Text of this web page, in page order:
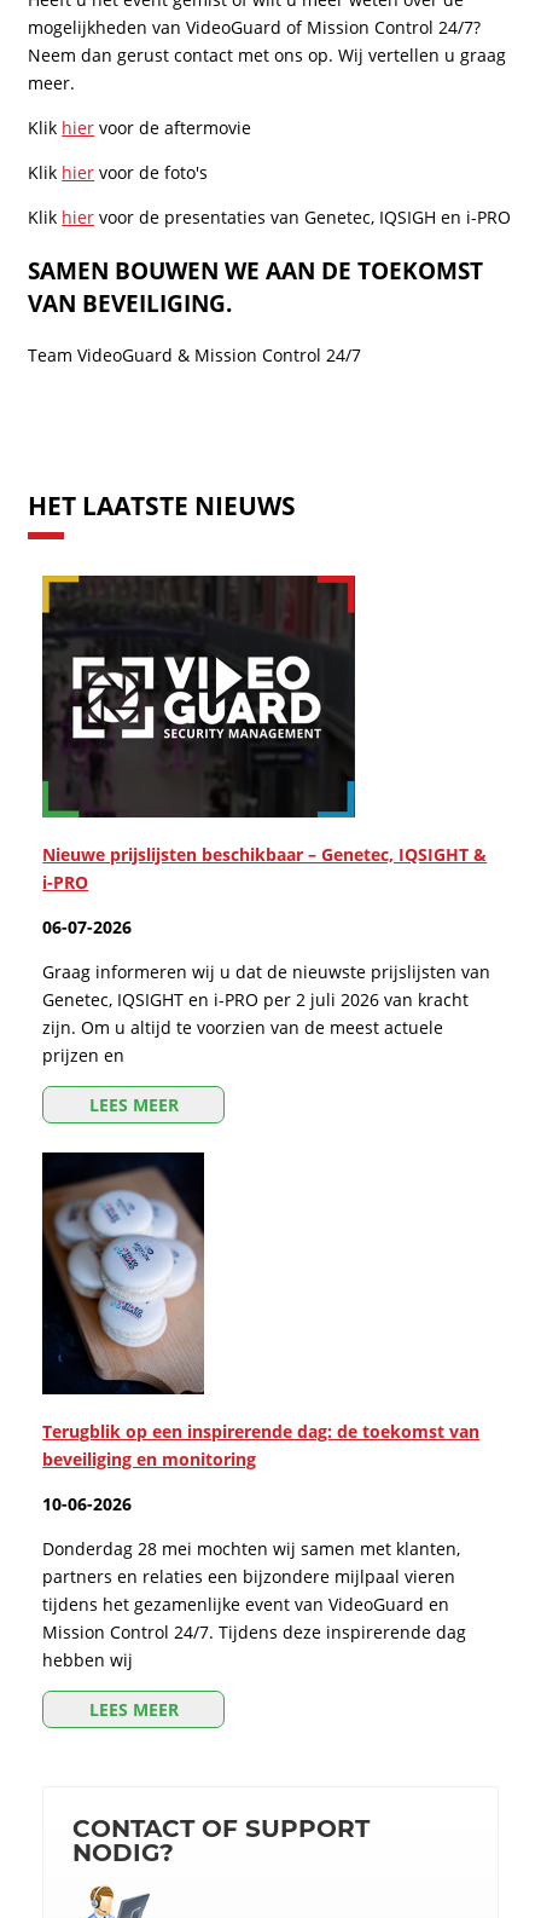
mogelijkheden van VideoGuard of Mission Control 24/7?
Neem dan gerust contact met ons op. Wij vertellen u graag
meer.
Klik hier voor de aftermovie
Klik hier voor de foto's
Klik hier voor de presentaties van Genetec, IQSIGH en i-PRO
SAMEN BOUWEN WE AAN DE TOEKOMST
VAN BEVEILIGING.
Team VideoGuard & Mission Control 24/7
HET LAATSTE NIEUWS
Nieuwe prijslijsten beschikbaar – Genetec, IQSIGHT &
i-PRO
06-07-2026
Graag informeren wij u dat de nieuwste prijslijsten van
Genetec, IQSIGHT en i-PRO per 2 juli 2026 van kracht
zijn. Om u altijd te voorzien van de meest actuele
prijzen en
LEES MEER
Terugblik op een inspirerende dag: de toekomst van
beveiliging en monitoring
10-06-2026
Donderdag 28 mei mochten wij samen met klanten,
partners en relaties een bijzondere mijlpaal vieren
tijdens het gezamenlijke event van VideoGuard en
Mission Control 24/7. Tijdens deze inspirerende dag
hebben wij
LEES MEER
CONTACT OF SUPPORT
NODIG?